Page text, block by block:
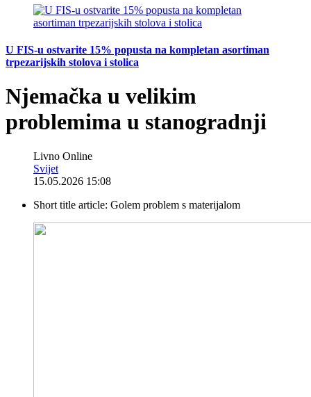
U FIS-u ostvarite 15% popusta na kompletan asortiman
trpezarijskih stolova i stolica
Njemačka u velikim
problemima u stanogradnji
Livno Online
Svijet
15.05.2026 15:08
Short title article: Golem problem s materijalom